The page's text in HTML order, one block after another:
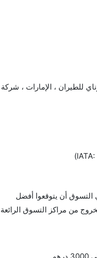
للطيران ، الإمارات ، شركة
التسوق أن يتوقعوا أفضل
من مراكز التسوق الرائعة